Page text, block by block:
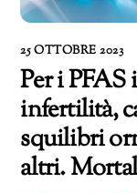
25 OTTOBRE 2023
Per i
infertilità,
squilibri
altri.